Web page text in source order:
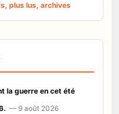
plus lus, archives
la guerre en cet été
— 9 août 2026